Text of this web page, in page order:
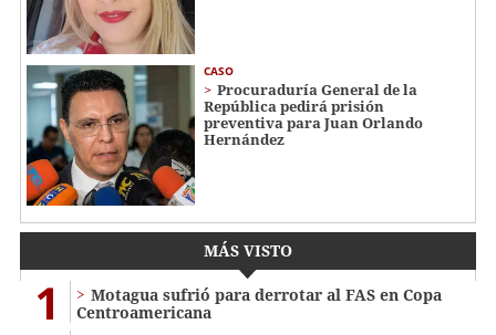
CASO
Procuraduría General de la
República pedirá prisión
preventiva para Juan Orlando
Hernández
MÁS VISTO
1
Motagua sufrió para derrotar al FAS en Copa
Centroamericana